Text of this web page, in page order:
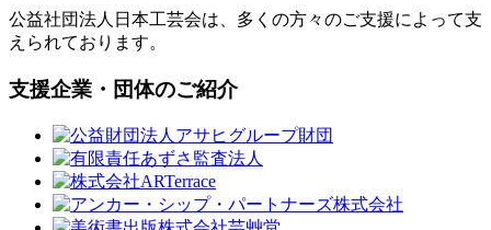
公益社団法人日本工芸会は、多くの方々のご支援によって支
えられております。
支援企業・団体のご紹介